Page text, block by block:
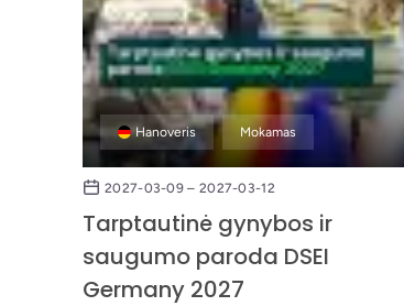
Hanoveris Mokamas
2027-03-09 – 2027-03-12
Tarptautinė gynybos ir
saugumo paroda DSEI
Germany 2027